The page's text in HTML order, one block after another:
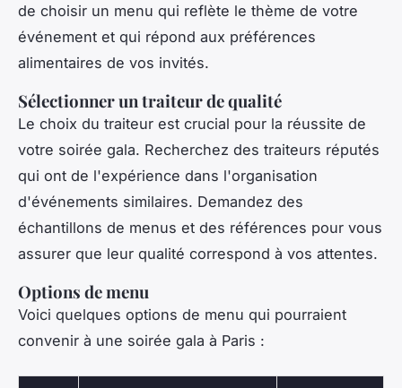
de choisir un menu qui reflète le thème de votre
événement et qui répond aux préférences
alimentaires de vos invités.
Sélectionner un traiteur de qualité
Le choix du traiteur est crucial pour la réussite de
votre soirée gala. Recherchez des traiteurs réputés
qui ont de l'expérience dans l'organisation
d'événements similaires. Demandez des
échantillons de menus et des références pour vous
assurer que leur qualité correspond à vos attentes.
Options de menu
Voici quelques options de menu qui pourraient
convenir à une soirée gala à Paris :